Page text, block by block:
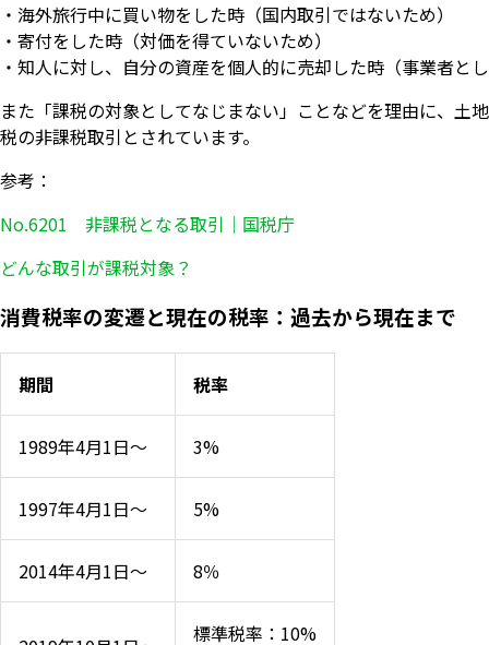
・海外旅行中に買い物をした時（国内取引ではないため）
・寄付をした時（対価を得ていないため）
・知人に対し、自分の資産を個人的に売却した時（事業者と
また「課税の対象としてなじまない」ことなどを理由に、
税の非課税取引とされています。
参考：
No.6201 非課税となる取引｜国税庁
どんな取引が課税対象？
消費税率の変遷と現在の税率：過去から現在まで
期間 税率
1989年4月1日〜 3%
1997年4月1日〜 5%
2014年4月1日〜 8％
標準税率：10%